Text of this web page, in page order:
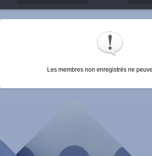
Les membres non enregistrés ne